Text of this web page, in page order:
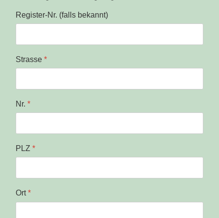
Register-Nr. (falls bekannt)
Strasse *
Nr. *
PLZ *
Ort*